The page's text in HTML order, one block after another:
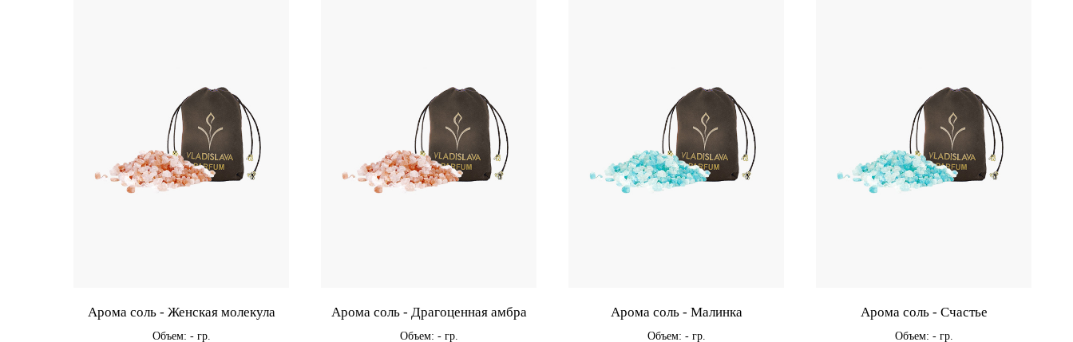
Арома соль - Женская молекула
Объем: - гр.
Арома соль - Драгоценная амбра
Объем: - гр.
Арома соль - Малинка
Объем: - гр.
Арома соль - Счастье
Объем: - гр.